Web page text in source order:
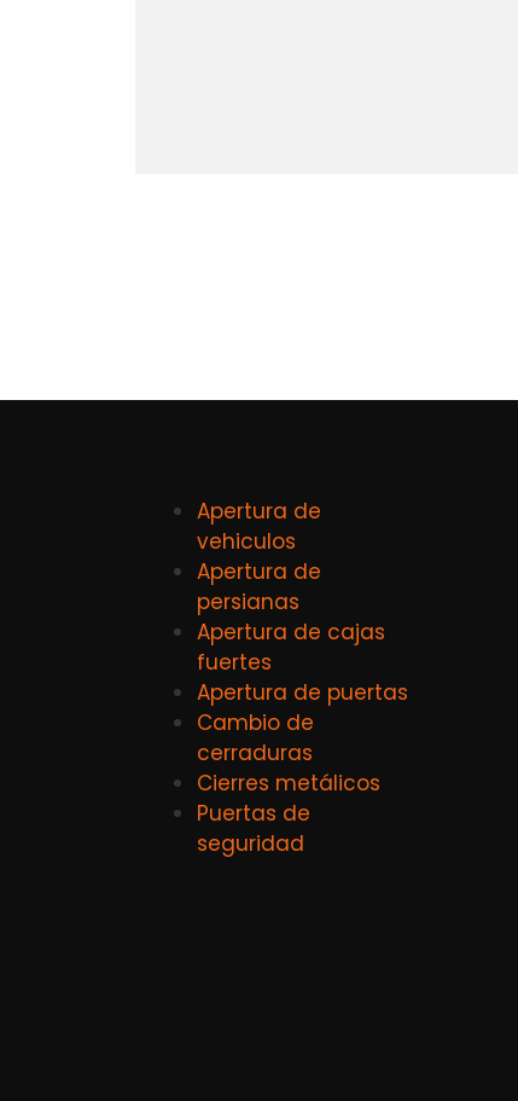
Apertura de
vehiculos
Apertura de
persianas
Apertura de cajas
fuertes
Apertura de puertas
Cambio de
cerraduras
Cierres metálicos
Puertas de
seguridad